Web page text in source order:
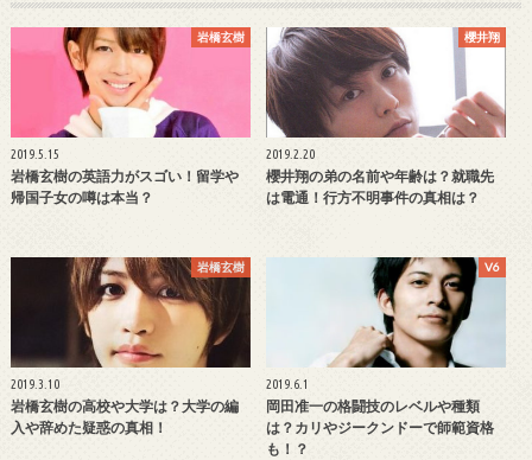
岩橋玄樹
2019.5.15
岩橋玄樹の英語力がスゴい！留学や
帰国子女の噂は本当？
櫻井翔
2019.2.20
櫻井翔の弟の名前や年齢は？就職先
は電通！行方不明事件の真相は？
岩橋玄樹
2019.3.10
岩橋玄樹の高校や大学は？大学の編
入や辞めた疑惑の真相！
V6
2019.6.1
岡田准一の格闘技のレベルや種類
は？カリやジークンドーで師範資格
も！？